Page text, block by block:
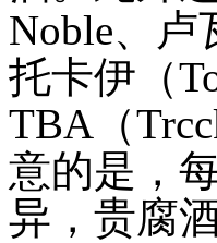
Noble、卢
托卡伊（
TBA（
意的是，
异， 贵腐